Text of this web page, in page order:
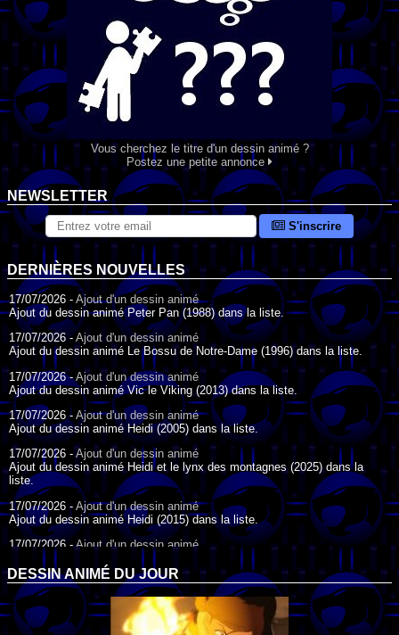
Vous cherchez le titre d'un dessin animé ?
Postez une petite annonce
NEWSLETTER
S'inscrire
DERNIÈRES NOUVELLES
17/07/2026 - Ajout d'un dessin animé
Ajout du dessin animé Peter Pan (1988) dans la liste.
17/07/2026 -Ajout d'un dessin animé
Ajout du dessin animé Le Bossu de Notre-Dame (1996) dans la liste.
17/07/2026 -Ajout d'un dessin animé
Ajout du dessin animé Vic le Viking (2013) dans la liste.
17/07/2026 - Ajout d'un dessin animé
Ajout du dessin animé Heidi (2005) dans la liste.
17/07/2026 - Ajout d'un dessin animé
Ajout du dessin animé Heidi et le lynx des montagnes (2025) dans la
liste.
17/07/2026 - Ajout d'un dessin animé
Ajout du dessin animé Heidi (2015) dans la liste.
17/07/2026 -Ajout d'un dessin animé
Ajout du dessin animé Heidi (1995) dans la liste.
09/07/2026 -Ajout d'un dessin animé
Ajout du dessin animé Genki l'Aventurier de la Chance (2006) dans la
liste.
DESSIN ANIMÉ DU JOUR